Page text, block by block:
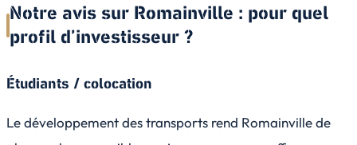
Notre avis sur Romainville : pour quel
profil d’investisseur ?
Étudiants / colocation
Le développement des transports rend Romainville de